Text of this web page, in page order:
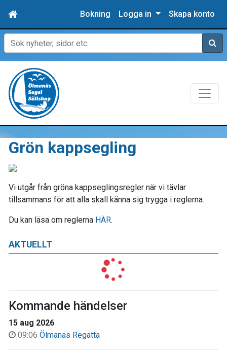
Bokning Logga in Skapa konto
Sök
AKTUELLT
Kommande händelser
15 aug 2026
09:06 Ölmanäs Regatta
Grön kappsegling
Vi utgår från gröna kappseglingsregler när vi tävlar
tillsammans för att alla skall känna sig trygga i reglerna.
Du kan läsa om reglerna HÄR.